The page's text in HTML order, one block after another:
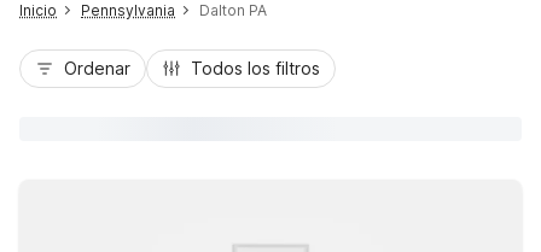
Inicio Pennsylvania Dalton PA
Ordenar Todos los filtros